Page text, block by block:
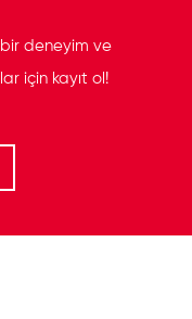
bir deneyim ve
için kayıt ol!